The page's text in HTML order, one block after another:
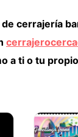
cerrajería
a ti o tu